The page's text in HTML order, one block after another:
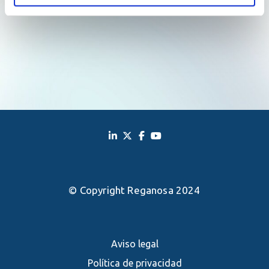
Aviso legal
Política de privacidad
© Copyright Reganosa 2024